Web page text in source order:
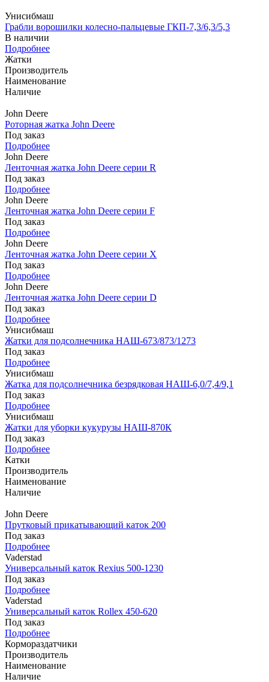
Унисибмаш
Грабли ворошилки колесно-пальцевые ГКП-7,3/6,3/5,3
В наличии
Подробнее
Жатки
Производитель
Наименование
Наличие
John Deere
Роторная жатка John Deere
Под заказ
Подробнее
John Deere
Ленточная жатка John Deere серии R
Под заказ
Подробнее
John Deere
Ленточная жатка John Deere серии F
Под заказ
Подробнее
John Deere
Ленточная жатка John Deere серии X
Под заказ
Подробнее
John Deere
Ленточная жатка John Deere серии D
Под заказ
Подробнее
Унисибмаш
Жатки для подсолнечника НАШ-673/873/1273
Под заказ
Подробнее
Унисибмаш
Жатка для подсолнечника безрядковая НАШ-6,0/7,4/9,1
Под заказ
Подробнее
Унисибмаш
Жатки для уборки кукурузы НАШ-870К
Под заказ
Подробнее
Катки
Производитель
Наименование
Наличие
John Deere
Прутковый прикатывающий каток 200
Под заказ
Подробнее
Vaderstad
Универсальный каток Rexius 500-1230
Под заказ
Подробнее
Vaderstad
Универсальный каток Rollex 450-620
Под заказ
Подробнее
Кормораздатчики
Производитель
Наименование
Наличие